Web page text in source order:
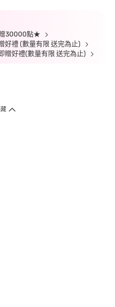
30000點★
好禮 (數量有限 送完為止)
贈好禮(數量有限 送完為止)